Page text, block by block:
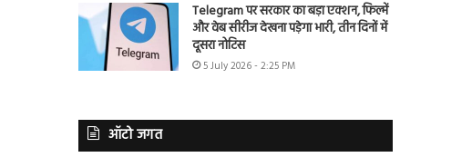
Telegram पर सरकार का बड़ा एक्शन, फिल्में
और वेब सीरीज देखना पड़ेगा भारी, तीन दिनों में
दूसरा नोटिस
5 July 2026 - 2:25 PM
ऑटो जगत